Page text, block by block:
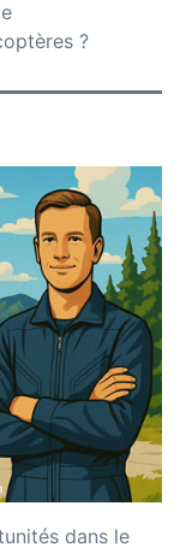
?
dans le